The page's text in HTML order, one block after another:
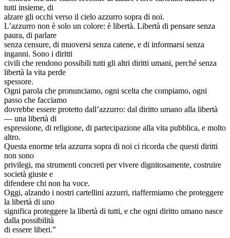
tutti insieme, di
alzare gli occhi verso il cielo azzurro sopra di noi.
L’azzurro non è solo un colore: è libertà. Libertà di pensare senza
paura, di parlare
senza censure, di muoversi senza catene, e di informarsi senza
inganni. Sono i diritti
civili che rendono possibili tutti gli altri diritti umani, perché senza
libertà la vita perde
spessore.
Ogni parola che pronunciamo, ogni scelta che compiamo, ogni
passo che facciamo
dovrebbe essere protetto dall’azzurro: dal diritto umano alla libertà
— una libertà di
espressione, di religione, di partecipazione alla vita pubblica, e molto
altro.
Questa enorme tela azzurra sopra di noi ci ricorda che questi diritti
non sono
privilegi, ma strumenti concreti per vivere dignitosamente, costruire
società giuste e
difendere chi non ha voce.
Oggi, alzando i nostri cartellini azzurri, riaffermiamo che proteggere
la libertà di uno
significa proteggere la libertà di tutti, e che ogni diritto umano nasce
dalla possibilità
di essere liberi.”